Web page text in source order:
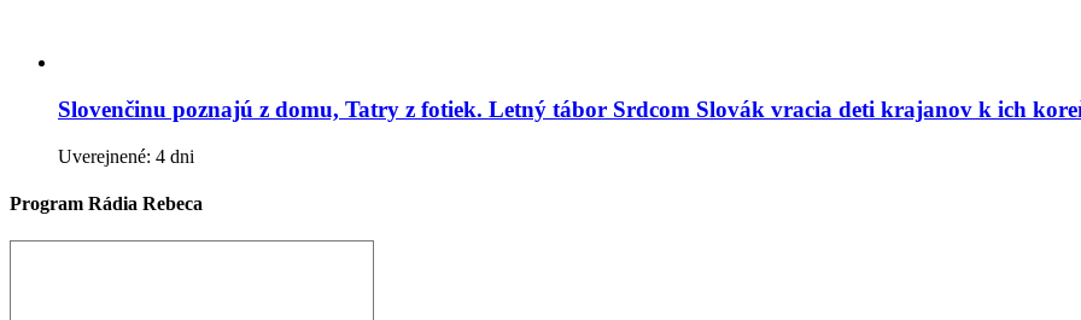
Slovenčinu poznajú z domu, Tatry z fotiek. Letný tábor Srdcom Slovák vracia deti krajanov k ich
Uverejnené: 4 dni
Program Rádia Rebeca